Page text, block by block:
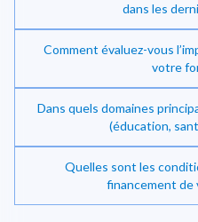
dans les
Comment évaluez-vous
votre
Dans quels domaines
(éducation,
Quelles sont les
financement de